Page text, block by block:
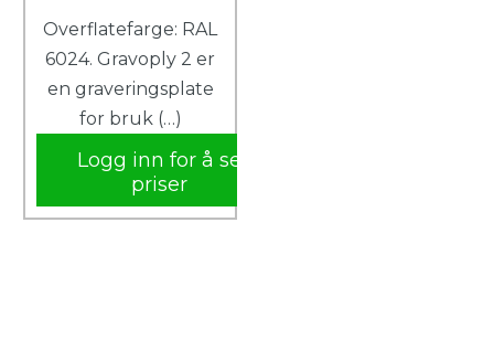
Overflatefarge: RAL
6024. Gravoply 2 er
en graveringsplate
for bruk (…)
Logg inn for å se
priser